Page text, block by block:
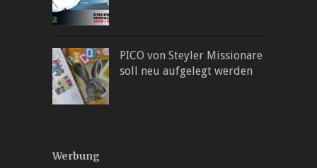
PICO von Steyler Missionare
soll neu aufgelegt werden
Werbung